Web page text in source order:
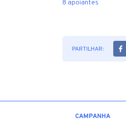
8 apoiantes
PARTILHAR:
CAMPANHA